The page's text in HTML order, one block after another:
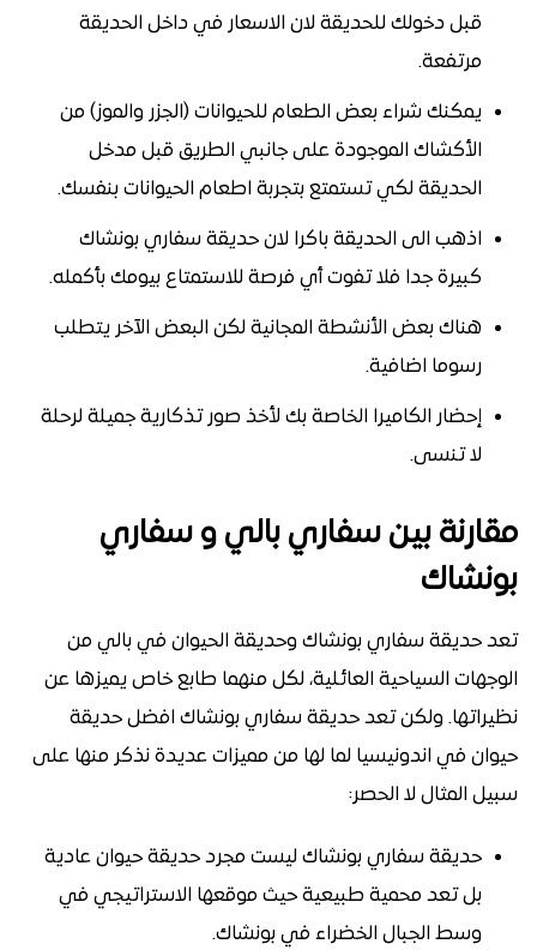
قبل دخولك للحديقة لان الاسعار في داخل الحديقة
مرتفعة.
يمكنك شراء بعض الطعام للحيوانات (الجزر والموز) من
الأكشاك الموجودة على جانبي الطريق قبل مدخل
الحديقة لكي تستمتع بتجربة اطعام الحيوانات بنفسك.
اذهب الى الحديقة باكرا لان حديقة سفاري بونشاك
كبيرة جدا فلا تفوت أي فرصة للاستمتاع بيومك بأكمله.
هناك بعض الأنشطة المجانية لكن البعض الآخر يتطلب
رسوما اضافية.
إحضار الكاميرا الخاصة بك لأخذ صور تذكارية جميلة لرحلة
لا تنسى.
مقارنة بين سفاري بالي و سفاري
بونشاك
تعد حديقة سفاري بونشاك وحديقة الحيوان في بالي من
الوجهات السياحية العائلية، لكل منهما طابع خاص يميزها عن
نظيراتها. ولكن تعد حديقة سفاري بونشاك افضل حديقة
حيوان في اندونيسيا لما لها من مميزات عديدة نذكر منها على
سبيل المثال لا الحصر:
حديقة سفاري بونشاك ليست مجرد حديقة حيوان عادية
بل تعد محمية طبيعية حيث موقعها الاستراتيجي في
وسط الجبال الخضراء في بونشاك.